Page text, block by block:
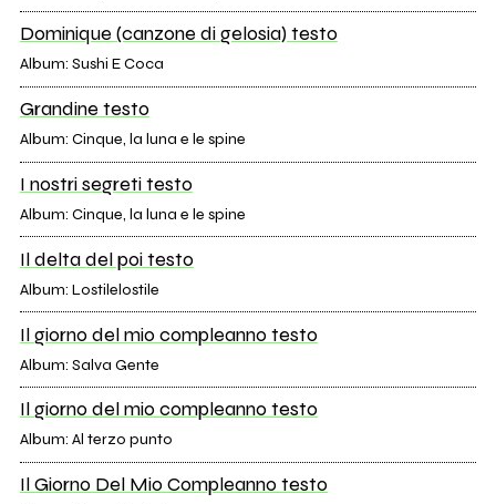
Dominique (canzone di gelosia) testo
Album: Sushi E Coca
Grandine testo
Album: Cinque, la luna e le spine
I nostri segreti testo
Album: Cinque, la luna e le spine
Il delta del poi testo
Album: Lostilelostile
Il giorno del mio compleanno testo
Album: Salva Gente
Il giorno del mio compleanno testo
Album: Al terzo punto
Il Giorno Del Mio Compleanno testo